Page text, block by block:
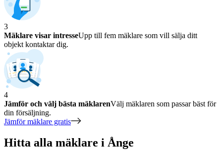
3
Mäklare visar intresseUpp till fem mäklare som vill sälja ditt
objekt kontaktar dig.
4
Jämför och välj bästa mäklarenVälj mäklaren som passar bäst för
din försäljning.
Jämför mäklare gratis
Hitta alla mäklare i Ånge